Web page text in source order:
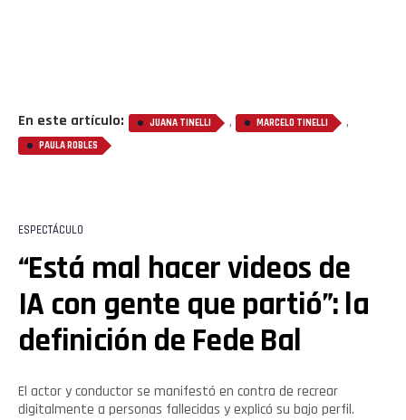
En este artículo: JUANA TINELLI , MARCELO TINELLI ,
PAULA ROBLES
ESPECTÁCULO
“Está mal hacer videos de
IA con gente que partió”: la
definición de Fede Bal
El actor y conductor se manifestó en contra de recrear
digitalmente a personas fallecidas y explicó su bajo perfil.